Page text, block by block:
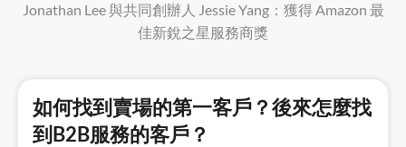
Jonathan Lee 與共同創辦人 Jessie Yang：獲得 Amazon 最
佳新銳之星服務商獎
如何找到賣場的第一客戶？後來怎麼找
到B2B服務的客戶？